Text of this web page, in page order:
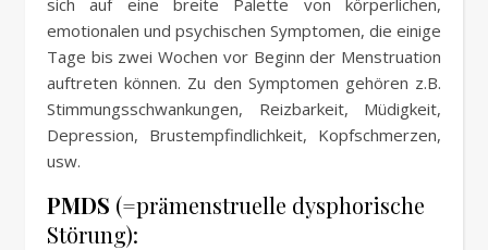
sich auf eine breite Palette von körperlichen,
emotionalen und psychischen Symptomen, die einige
Tage bis zwei Wochen vor Beginn der Menstruation
auftreten können. Zu den Symptomen gehören z.B.
Stimmungsschwankungen, Reizbarkeit, Müdigkeit,
Depression, Brustempfindlichkeit, Kopfschmerzen,
usw.
PMDS (=prämenstruelle dysphorische
Störung):